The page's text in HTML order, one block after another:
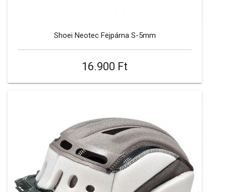
Shoei Neotec Fejpárna S-5mm
16.900 Ft